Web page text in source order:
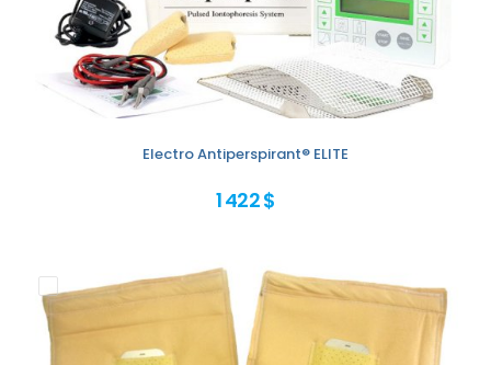
Electro Antiperspirant® ELITE
1 422 $